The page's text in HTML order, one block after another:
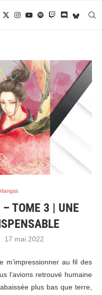
Mangas
– TOME 3 | UNE
17 mai 2022
m’impressionner au fil des
l’avions retrouvé humaine
plus bas que terre,